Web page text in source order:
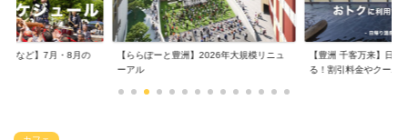
場など】7月・8月の
【ららぽーと豊洲】2026年大規模リニュ
ーアル
【豊洲 千客万来】日帰
る！割引料金やクーポ...